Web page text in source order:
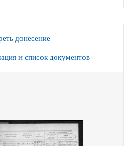
донесение
и список документов